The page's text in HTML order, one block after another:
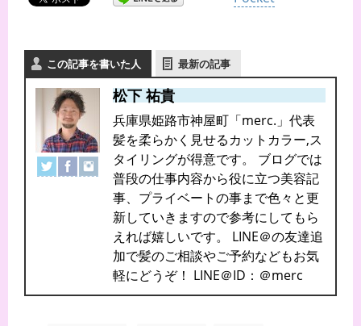
この記事を書いた人 最新の記事
松下 祐貴
兵庫県姫路市神屋町「merc.」代表
髪を柔らかく見せるカットカラー,ス
タイリングが得意です。 ブログでは
普段の仕事内容から役に立つ美容記
事、プライベートの事まで色々と更
新していきますので参考にしてもら
えれば嬉しいです。 LINE＠の友達追
加で髪のご相談やご予約などもお気
軽にどうぞ！ LINE＠ID：＠merc